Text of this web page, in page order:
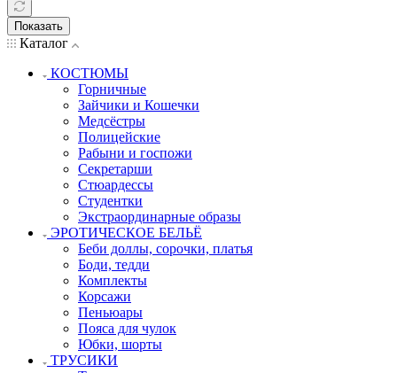
Показать
Каталог
КОСТЮМЫ
Горничные
Зайчики и Кошечки
Медсёстры
Полицейские
Рабыни и госпожи
Секретарши
Стюардессы
Студентки
Экстраординарные образы
ЭРОТИЧЕСКОЕ БЕЛЬЁ
Беби доллы, сорочки, платья
Боди, тедди
Комплекты
Корсажи
Пеньюары
Пояса для чулок
Юбки, шорты
ТРУСИКИ